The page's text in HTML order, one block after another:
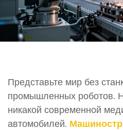
Представьте мир без
промышленных роботов.
никакой современной
автомобилей.